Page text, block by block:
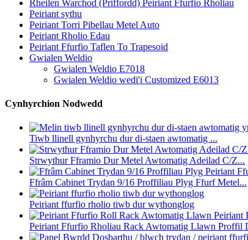
Rheilen Warchod (Priffordd) Peiriant Ffurfio Rholiau
Peiriant sythu
Peiriant Torri Pibellau Metel Auto
Peiriant Rholio Edau
Peiriant Ffurfio Taflen To Trapesoid
Gwialen Weldio
Gwialen Weldio E7018
Gwialen Weldio wedi'i Customized E6013
Cynhyrchion Nodwedd
Tiwb llinell gynhyrchu dur di-staen awtomatig ...
Strwythur Fframio Dur Metel Awtomatig Adeilad C/Z...
Ffrâm Cabinet Trydan 9/16 Proffiliau Plyg Ffurf Metel...
Peiriant ffurfio rholio tiwb dur wythonglog
Peiriant Ffurfio Rholiau Rack Awtomatig Llawn Proffil